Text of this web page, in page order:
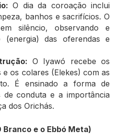
O dia da coroação inclui
banhos e sacrifícios. O
silêncio, observando e
(energia) das oferendas e
O Iyawó recebe os
os colares (Elekes) com as
É ensinado a forma de
de conduta e a importância
dos Orichás.
Branco e o Ebbó Meta)